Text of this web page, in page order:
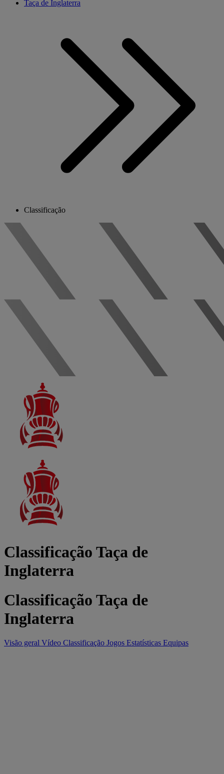
Taça de Inglaterra
Classificação
Classificação Taça de
Inglaterra
Classificação Taça de
Inglaterra
Visão geral Vídeo Classificação Jogos Estatísticas Equipas